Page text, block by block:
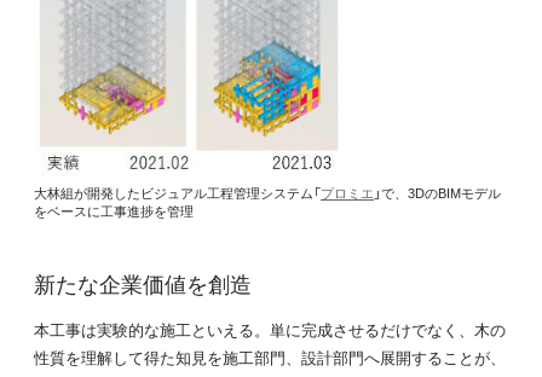
大林組が開発したビジュアル工程管理システム「プロミエ 」で、3DのBIMモデル
をベースに工事進捗を管理
新たな企業価値を創造
本工事は実験的な施工といえる。単に完成させるだけでなく、木の
性質を理解して得た知見を施工部門、設計部門へ展開することが、